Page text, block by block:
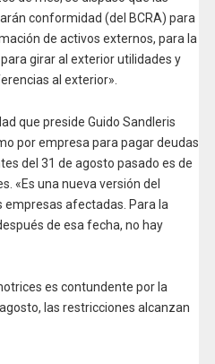
conformidad (del BCRA) para
de activos externos, para la
girar al exterior utilidades y
al exterior».
que preside Guido Sandleris
por empresa para pagar deudas
del 31 de agosto pasado es de
«Es una nueva versión del
empresas afectadas. Para la
de esa fecha, no hay
es contundente por la
las restricciones alcanzan